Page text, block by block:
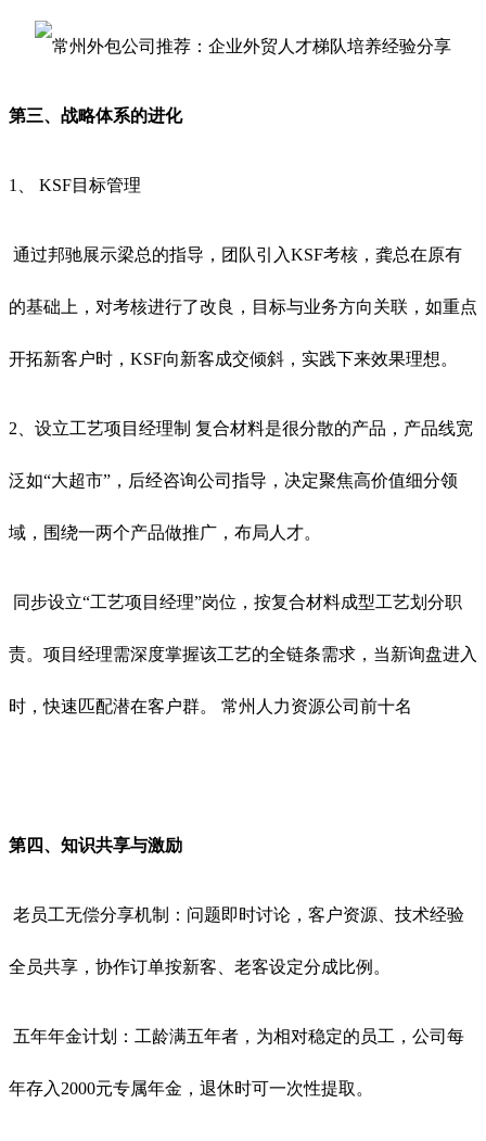
第三、战略体系的进化
1、 KSF目标管理
通过邦驰展示梁总的指导，团队引入KSF考核，龚总在原有
的基础上，对考核进行了改良，目标与业务方向关联，如重点
开拓新客户时，KSF向新客成交倾斜，实践下来效果理想。
2、设立工艺项目经理制 复合材料是很分散的产品，产品线宽
泛如“大超市”，后经咨询公司指导，决定聚焦高价值细分领
域，围绕一两个产品做推广，布局人才。
同步设立“工艺项目经理”岗位，按复合材料成型工艺划分职
责。项目经理需深度掌握该工艺的全链条需求，当新询盘进入
时，快速匹配潜在客户群。 常州人力资源公司前十名
第四、知识共享与激励
老员工无偿分享机制：问题即时讨论，客户资源、技术经验
全员共享，协作订单按新客、老客设定分成比例。
五年年金计划：工龄满五年者，为相对稳定的员工，公司每
年存入2000元专属年金，退休时可一次性提取。